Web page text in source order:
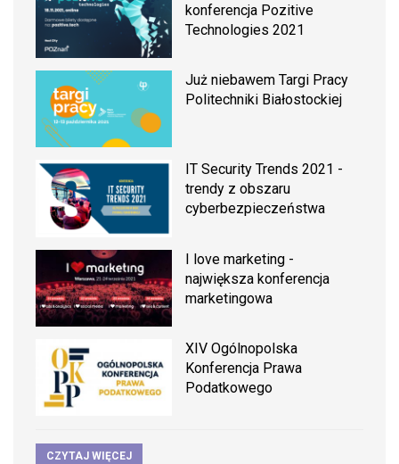
konferencja Pozitive
Technologies 2021
Już niebawem Targi Pracy
Politechniki Białostockiej
IT Security Trends 2021 -
trendy z obszaru
cyberbezpieczeństwa
I love marketing -
największa konferencja
marketingowa
XIV Ogólnopolska
Konferencja Prawa
Podatkowego
CZYTAJ WIĘCEJ